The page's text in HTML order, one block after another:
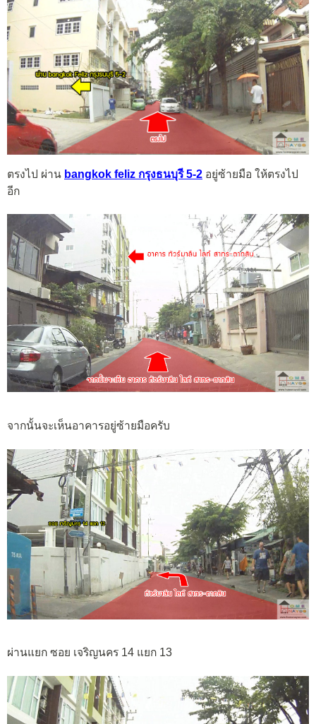
ตรงไป ผ่าน bangkok feliz กรุงธนบุรี 5-2 อยู่ซ้ายมือ ให้ตรงไป
อีก
จากนั้นจะเห็นอาคารอยู่ซ้ายมือครับ
ผ่านแยก ซอย เจริญนคร 14 แยก 13